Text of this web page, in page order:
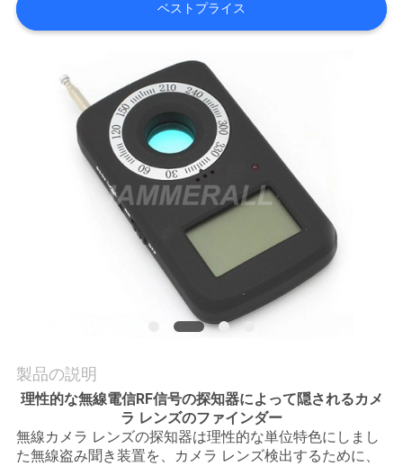
学
合
わ
せ
ベストプライス
製品の説明
理性的な無線電信RF信号の探知器によって隠されるカメ
ラ レンズのファインダー
無線カメラ レンズの探知器は理性的な単位特色にしまし
た無線盗み聞き装置を、カメラ レンズ検出するために、